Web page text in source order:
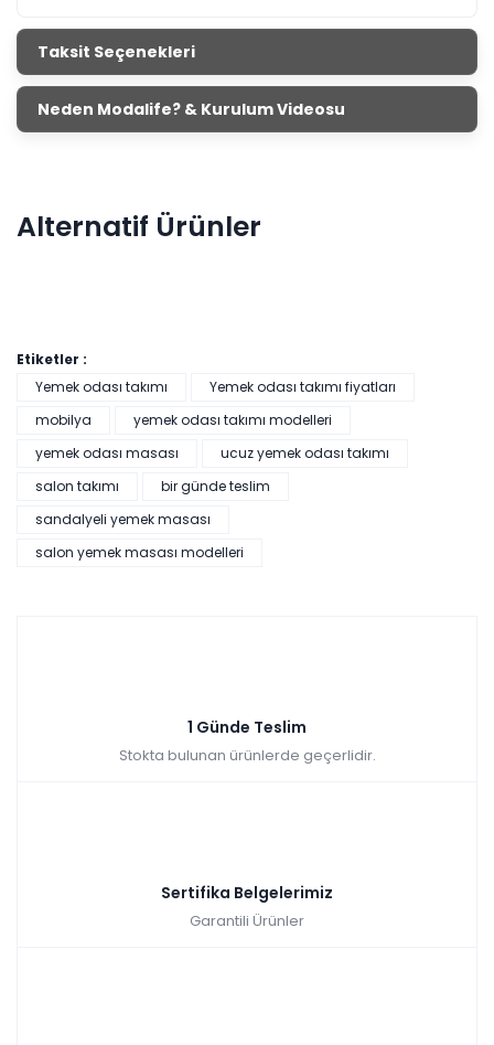
Taksit Seçenekleri
Neden Modalife? & Kurulum Videosu
Alternatif Ürünler
Pratik Çok Amaçlı Dolap - Beyaz
Tüm kartlara vade
Etiketler :
Yemek odası takımı
Yemek odası takımı fiyatları
mobilya
yemek odası takımı modelleri
yemek odası masası
ucuz yemek odası takımı
salon takımı
bir günde teslim
sandalyeli yemek masası
salon yemek masası modelleri
1 Günde Teslim
Stokta bulunan ürünlerde geçerlidir.
Sertifika Belgelerimiz
Garantili Ürünler